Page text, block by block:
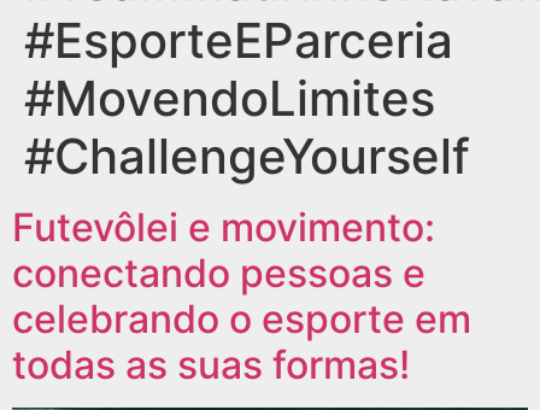
#EsporteEParceria
#MovendoLimites
#ChallengeYourself
Futevôlei e movimento:
conectando pessoas e
celebrando o esporte em
todas as suas formas!